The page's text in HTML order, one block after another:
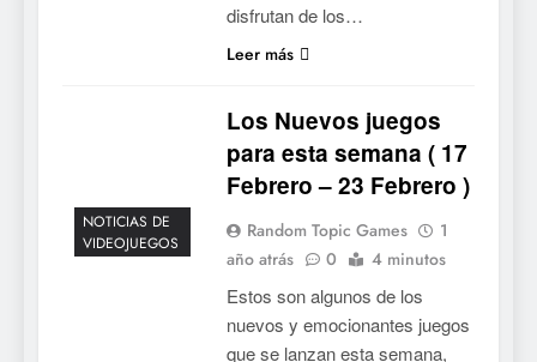
disfrutan de los…
Leer más
NOTICIAS DE
VIDEOJUEGOS
Los Nuevos juegos
para esta semana ( 17
Febrero – 23 Febrero )
Random Topic Games
1
año atrás
0 4 minutos
Estos son algunos de los
nuevos y emocionantes juegos
que se lanzan esta semana,